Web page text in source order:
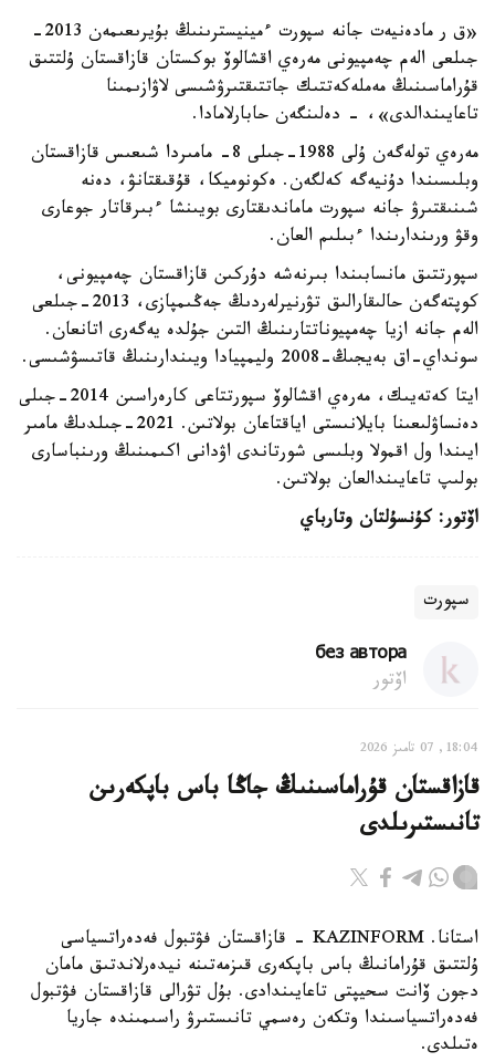
«ق ر مادەنيەت جانە سپورت ءمينيسترىنىڭ بۇيرىعىمەن 2013-
جىلعى الەم چەمپيونى مەرەي اقشالوۆ بوكستان قازاقستان ۇلتتىق
قۇراماسىنىڭ مەملەكەتتىك جاتتىقتىرۋشىسى لاۋازىمىنا
تاعايىندالدى»، - دەلىنگەن حابارلامادا.
مەرەي تولەگەن ۇلى 1988-جىلى 8- مامىردا شىعىس قازاقستان
وبلىسىندا دۇنيەگە كەلگەن. ەكونوميكا، قۇقىقتانۋ، دەنە
شىنىقتىرۋ جانە سپورت ماماندىقتارى بويىنشا ءبىرقاتار جوعارى
وقۋ ورىندارىندا ءبىلىم العان.
سپورتتىق مانسابىندا بىرنەشە دۇركىن قازاقستان چەمپيونى،
كوپتەگەن حالىقارالىق تۋرنيرلەردىڭ جەڭىمپازى، 2013-جىلعى
الەم جانە ازيا چەمپيوناتتارىنىڭ التىن جۇلدە يەگەرى اتانعان.
سونداي-اق بەيجىڭ-2008 وليمپيادا ويىندارىنىڭ قاتىسۋشىسى.
ايتا كەتەيىك، مەرەي اقشالوۆ سپورتتاعى كارەراسىن 2014-جىلى
دەنساۋلىعىنا بايلانىستى اياقتاعان بولاتىن. 2021-جىلدىڭ مامىر
ايىندا ول اقمولا وبلىسى شورتاندى اۋدانى اكىمىنىڭ ورىنباسارى
بولىپ تاعايىندالعان بولاتىن.
اۆتور: كۇنسۇلتان وتارباي
سپورت
без автора
اۆتور
18:04, 07 تامىز 2026
قازاقستان قۇراماسىنىڭ جاڭا باس باپكەرىن
تانىستىرىلدى
استانا. KAZINFORM - قازاقستان فۋتبول فەدەراتسياسى
ۇلتتىق قۇرامانىڭ باس باپكەرى قىزمەتىنە نيدەرلاندتىق مامان
دجون ۆانت سحيپتى تاعايىندادى. بۇل تۋرالى قازاقستان فۋتبول
فەدەراتسياسىندا وتكەن رەسمي تانىستىرۋ راسىمىندە جاريا
ەتىلدى.